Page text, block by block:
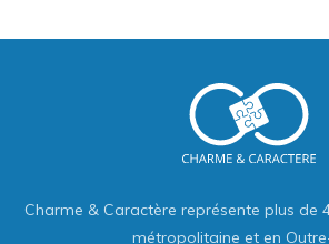
Charme & Caractère représente plus de
métropolitaine et en